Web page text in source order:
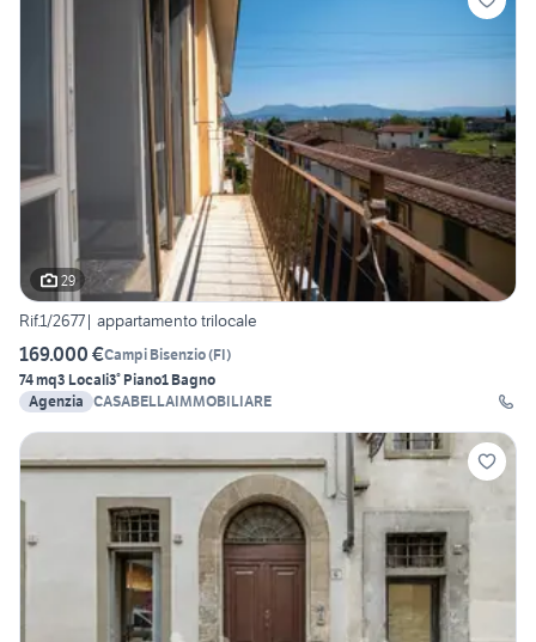
29
Rif.1/2677| appartamento trilocale
169.000 €Campi Bisenzio(FI)
74 mq3 Locali3° Piano1 Bagno
Agenzia CASABELLAIMMOBILIARE